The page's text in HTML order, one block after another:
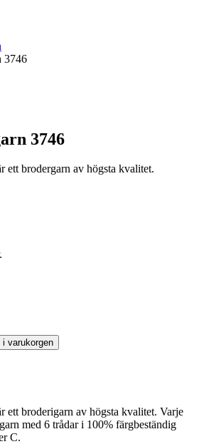
3746
3746
brodergarn av högsta kvalitet.
i varukorgen
broderigarn av högsta kvalitet. Varje
med 6 trådar i 100% färgbeständig
C.